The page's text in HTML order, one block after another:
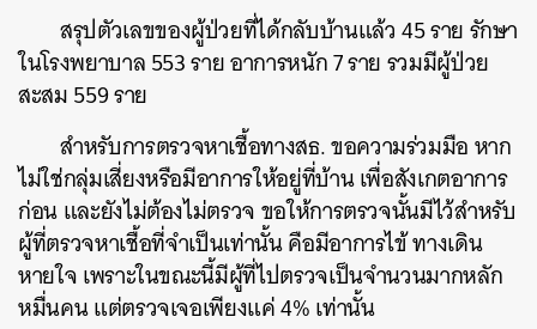
สรุปตัวเลขของผู้ป่วยที่ได้กลับบ้านแล้ว 45 ราย รักษา
ในโรงพยาบาล 553 ราย อาการหนัก 7 ราย รวมมีผู้ป่วย
สะสม 559 ราย
สำหรับการตรวจหาเชื้อทางสธ. ขอความร่วมมือ หาก
ไม่ใช่กลุ่มเสี่ยงหรือมีอาการให้อยู่ที่บ้าน เพื่อสังเกตอาการ
ก่อน และยังไม่ต้องไม่ตรวจ ขอให้การตรวจนั้นมีไว้สำหรับ
ผู้ที่ตรวจหาเชื้อที่จำเป็นเท่านั้น คือมีอาการไข้ ทางเดิน
หายใจ เพราะในขณะนี้มีผู้ที่ไปตรวจเป็นจำนวนมากหลัก
หมื่นคน แต่ตรวจเจอเพียงแค่ 4% เท่านั้น
ค้นหา
SHARE TWEET LINE EMAIL